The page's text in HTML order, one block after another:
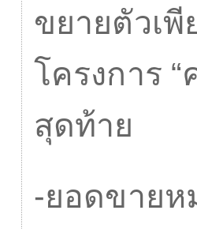
ขยายตัวเ
โครงการ
สุดท้าย
-ยอดขายห